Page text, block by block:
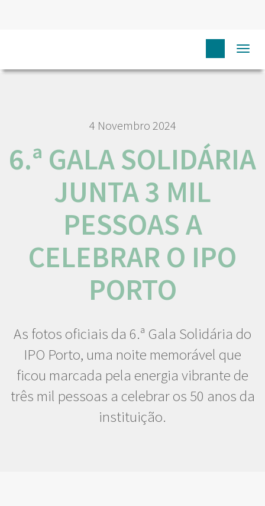
6.ª
GALA SOLIDÁRIA JUNTA 3 MIL PESSOAS A CELEBRAR O IPO PORTO
4 Novembro 2024
6.ª GALA SOLIDÁRIA
JUNTA 3 MIL
PESSOAS A
CELEBRAR O IPO
PORTO
As fotos oficiais da 6.ª Gala Solidária do
IPO Porto, uma noite memorável que
ficou marcada pela energia vibrante de
três mil pessoas a celebrar os 50 anos da
instituição.